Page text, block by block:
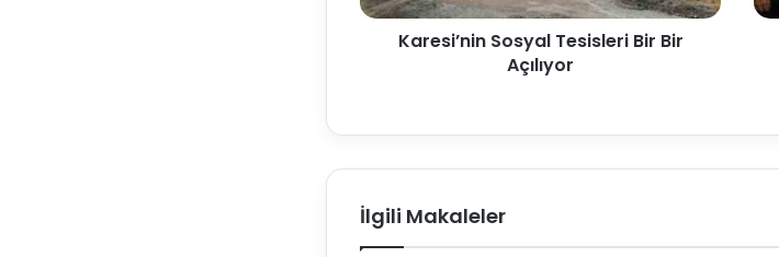
Karesi’nin Sosyal Tesisleri Bir Bir
Açılıyor
İlgili Makaleler